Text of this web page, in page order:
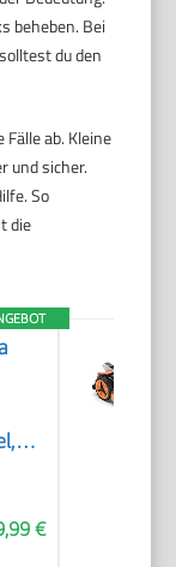
beheben. Bei
du den
ab. Kleine
und sicher.
So
die
€